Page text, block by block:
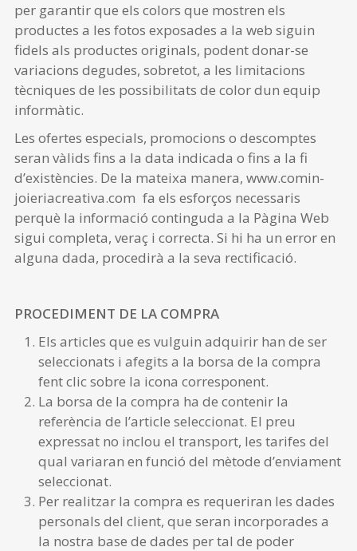
per garantir que els colors que mostren els
productes a les fotos exposades a la web siguin
fidels als productes originals, podent donar-se
variacions degudes, sobretot, a les limitacions
tècniques de les possibilitats de color dun equip
informàtic.
Les ofertes especials, promocions o descomptes
seran vàlids fins a la data indicada o fins a la fi
d’existències. De la mateixa manera, www.comin-
joieriacreativa.com fa els esforços necessaris
perquè la informació continguda a la Pàgina Web
sigui completa, veraç i correcta. Si hi ha un error en
alguna dada, procedirà a la seva rectificació.
PROCEDIMENT DE LA COMPRA
Els articles que es vulguin adquirir han de ser
seleccionats i afegits a la borsa de la compra
fent clic sobre la icona corresponent.
La borsa de la compra ha de contenir la
referència de l’article seleccionat. El preu
expressat no inclou el transport, les tarifes del
qual variaran en funció del mètode d’enviament
seleccionat.
Per realitzar la compra es requeriran les dades
personals del client, que seran incorporades a
la nostra base de dades per tal de poder